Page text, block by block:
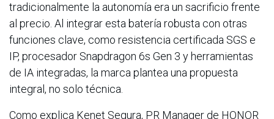
tradicionalmente la autonomía era un sacrificio frente
al precio. Al integrar esta batería robusta con otras
funciones clave, como resistencia certificada SGS e
IP, procesador Snapdragon 6s Gen 3 y herramientas
de IA integradas, la marca plantea una propuesta
integral, no solo técnica.
Como explica Kenet Segura, PR Manager de HONOR